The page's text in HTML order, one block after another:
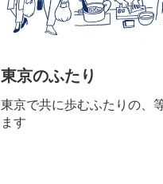
東京のふたり
東京で共に歩むふたりの、
ます